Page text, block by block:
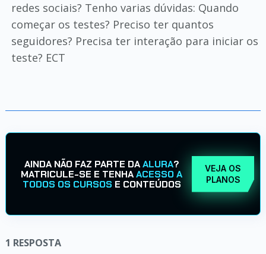
redes sociais? Tenho varias dúvidas: Quando
começar os testes? Preciso ter quantos
seguidores? Precisa ter interação para iniciar os
teste? ECT
AINDA NÃO FAZ PARTE DAALURA?
MATRICULE-SE E TENHAACESSO A
TODOS OS CURSOS E CONTEÚDOS
VEJA OS
PLANOS
1 RESPOSTA